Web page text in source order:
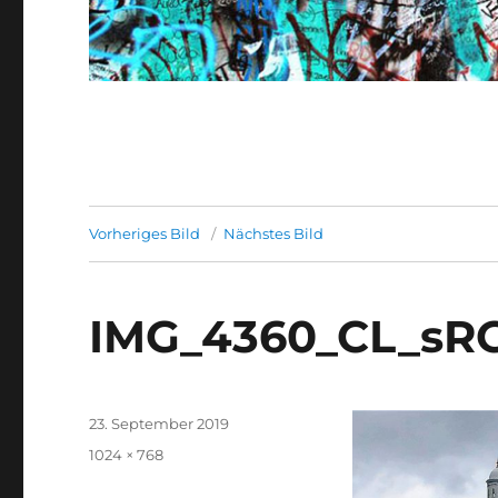
Vorheriges Bild Nächstes Bild
Veröffentlicht
23. September 2019
Originalgröße
1024 × 768